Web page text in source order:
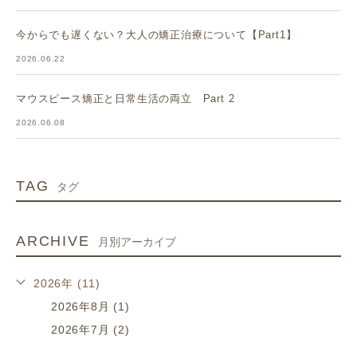
今からでも遅くない？大人の矯正治療について【Part1】
2026.06.22
マウスピース矯正と日常生活の両立 Part 2
2026.06.08
TAG タグ
ARCHIVE 月別アーカイブ
2026年 (11)
2026年8月 (1)
2026年7月 (2)